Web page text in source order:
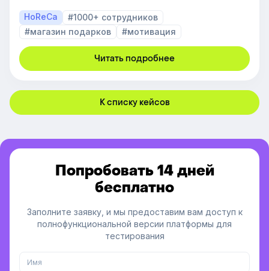
HoReCa
#1000+ сотрудников
#магазин подарков
#мотивация
Читать подробнее
К списку кейсов
Попробовать 14 дней
бесплатно
Заполните заявку, и мы предоставим вам доступ к
полнофункциональной версии платформы для
тестирования